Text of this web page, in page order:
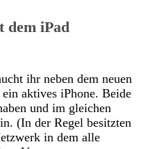
dem iPad
ihr neben dem neuen
aktives iPhone. Beide
und im gleichen
(In der Regel besitzten
in dem alle